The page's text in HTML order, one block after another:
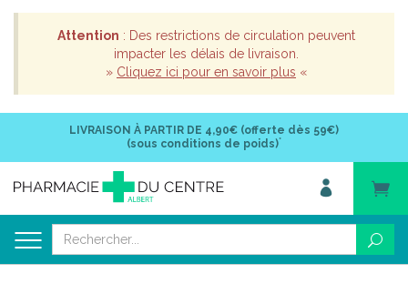
Attention : Des restrictions de circulation peuvent
impacter les délais de livraison.
» Cliquez ici pour en savoir plus «
LIVRAISON À PARTIR DE 4,90€ (offerte dès 59€)
(sous conditions de poids)*